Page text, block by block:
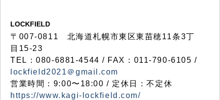
LOCKFIELD
〒007-0811 北海道札幌市東区東苗穂11条3丁
目15-23
TEL：080-6881-4544 / FAX：011-790-6105 /
lockfield2021＠gmail.com
営業時間：9:00〜18:00 / 定休日：不定休
https://www.kagi-lockfield.com/